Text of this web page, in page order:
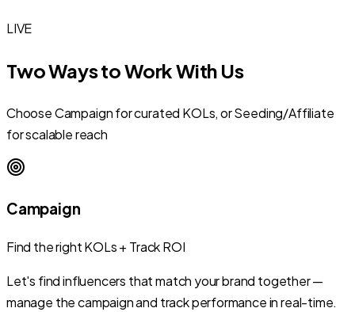
LIVE
Two Ways to Work With Us
Choose Campaign for curated KOLs, or Seeding/Affiliate
for scalable reach
Campaign
Find the right KOLs + Track ROI
Let's find influencers that match your brand together —
manage the campaign and track performance in real-time.